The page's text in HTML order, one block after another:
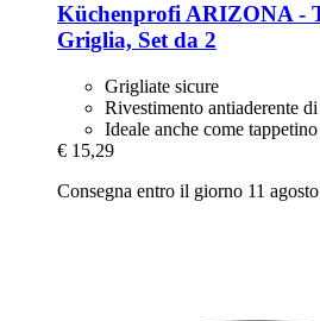
KüchenprofiARIZONA -​
Griglia, Set da 2
Grigliate sicure
Rivestimento antiaderente
Ideale anche come
€ 15,29
Consegna entro il giorno 11 agosto